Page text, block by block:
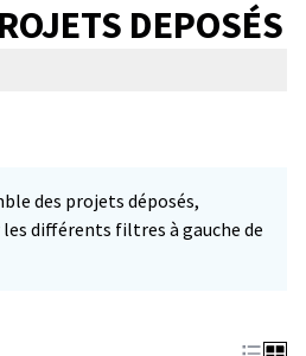
DEPOSÉS
des projets déposés,
différents filtres à gauche de